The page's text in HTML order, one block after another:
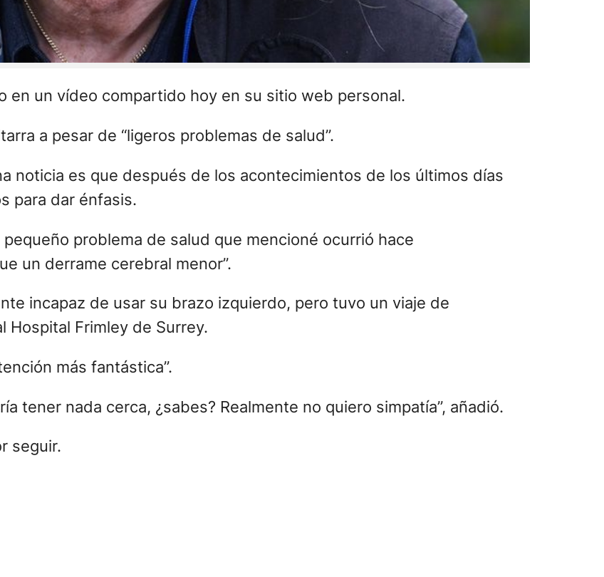
en un vídeo compartido hoy en su sitio web personal.
a pesar de “ligeros problemas de salud”.
noticia es que después de los acontecimientos de los últimos días
para dar énfasis.
problema de salud que mencioné ocurrió hace
un derrame cerebral menor”.
incapaz de usar su brazo izquierdo, pero tuvo un viaje de
Hospital Frimley de Surrey.
más fantástica”.
tener nada cerca, ¿sabes? Realmente no quiero simpatía”, añadió.
seguir.